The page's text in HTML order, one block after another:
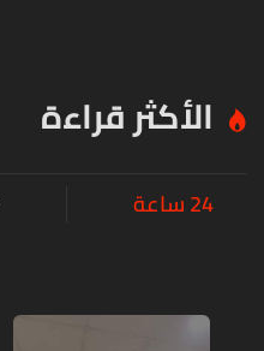
الأكثر قراءة
24 ساعة